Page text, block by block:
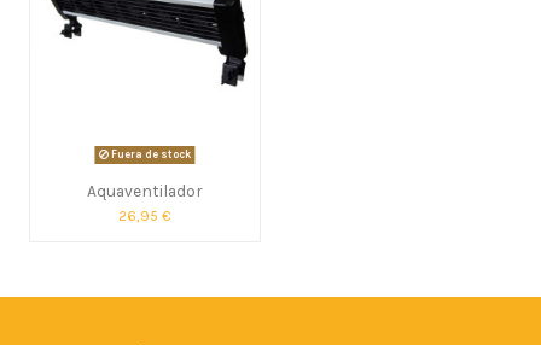
Fuera de stock
Aquaventilador
26,95 €